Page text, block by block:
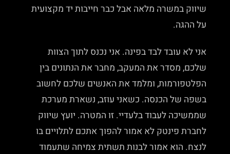
שיווק במשרה מלאה אבל כבר חייבות יד מקצועית
על ההגה.
אני לא עובד לבד בפינה. אני נכנס לתוך הצוות
שלכם, מסדר את המעקב, מחבר את הנתונים בין
הפלטפורמות, ומלמד את האנשים שלכם לחשוב
בשפה של הכנסה. כשאני עוזב, נשארת מערכת
שממשיכה לעבוד בלעדיי. זו המטרה. יועץ שיווק
לחברת פינטק לא אמור להפוך אתכם לתלויים בו
לנצח. הוא אמור לבנות תשתית צמיחה שתעמוד